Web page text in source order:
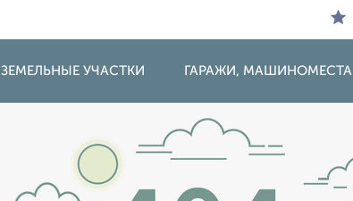
ЗЕМЕЛЬНЫЕ УЧАСТКИ ГАРАЖИ, МАШИНОМЕСТА